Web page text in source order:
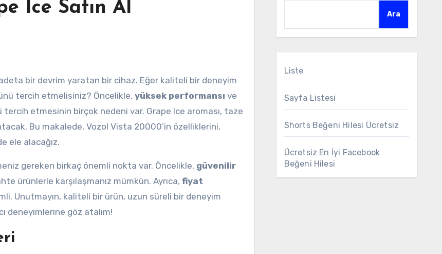
Ice Satın Al
bir devrim yaratan bir cihaz. Eğer kaliteli bir deneyim
tercih etmelisiniz? Öncelikle, yüksek performansı ve
tercih etmesinin birçok nedeni var. Grape Ice aroması, taze
Bu makalede, Vozol Vista 20000’in özelliklerini,
ele alacağız.
gereken birkaç önemli nokta var. Öncelikle, güvenilir
ürünlerle karşılaşmanız mümkün. Ayrıca, fiyat
Unutmayın, kaliteli bir ürün, uzun süreli bir deneyim
deneyimlerine göz atalım!
Ara
Liste
Sayfa Listesi
Shorts Beğeni Hilesi Ücretsiz
Ücretsiz En İyi Facebook
Beğeni Hilesi